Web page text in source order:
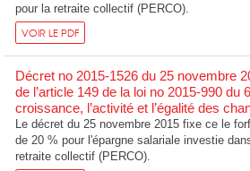
pour la retraite collectif (PERCO).
VOIR LE PDF
Décret no 2015-1526 du 25 novembre
de l’article 149 de la loi no 2015-990 du
croissance, l’activité et l’égalité des
Le décret du 25 novembre 2015 fixe ce le
de 20 % pour l'épargne salariale investie
retraite collectif (PERCO).